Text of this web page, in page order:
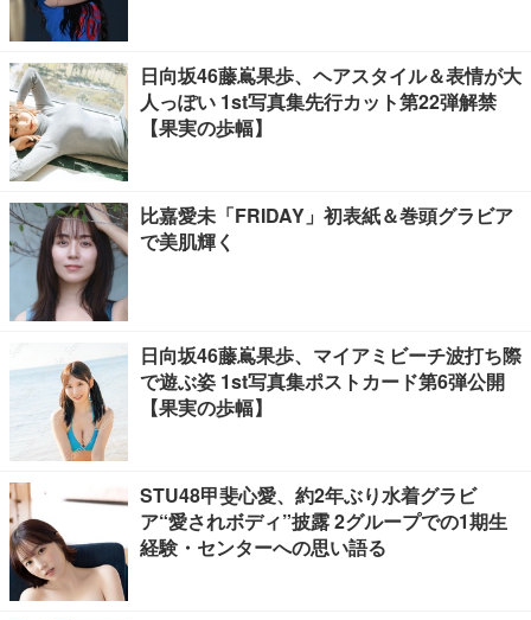
日向坂46藤嶌果歩、ヘアスタイル＆表情が大
人っぽい 1st写真集先行カット第22弾解禁
【果実の歩幅】
比嘉愛未「FRIDAY」初表紙＆巻頭グラビア
で美肌輝く
日向坂46藤嶌果歩、マイアミビーチ波打ち際
で遊ぶ姿 1st写真集ポストカード第6弾公開
【果実の歩幅】
STU48甲斐心愛、約2年ぶり水着グラビ
ア“愛されボディ”披露 2グループでの1期生
経験・センターへの思い語る